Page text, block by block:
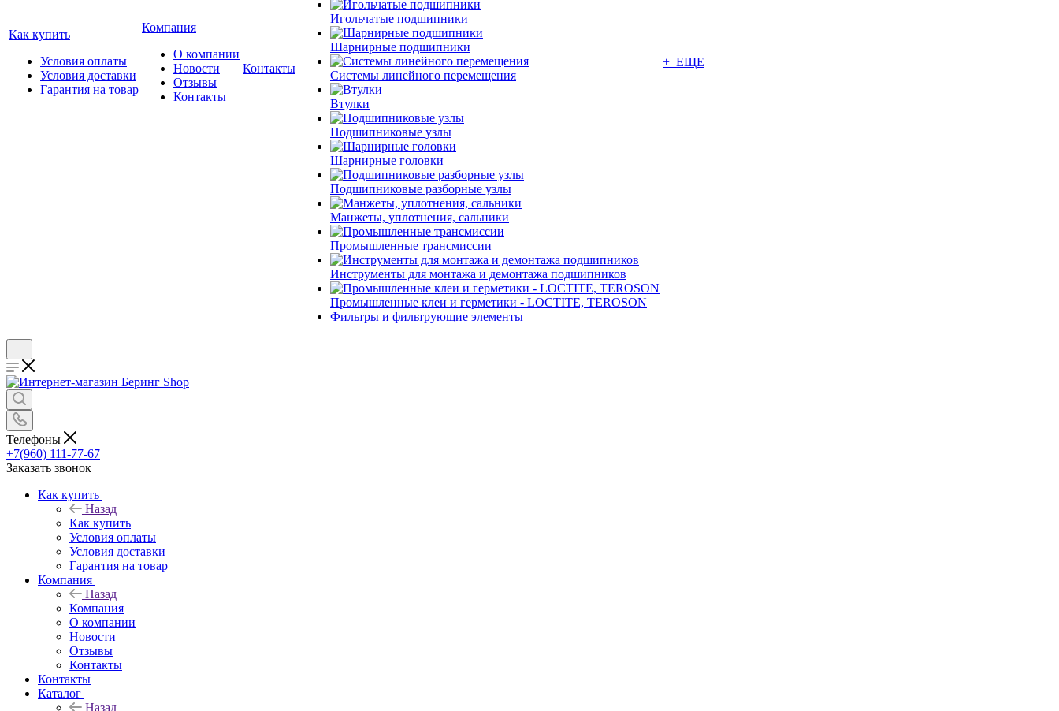
Как купить
Условия оплаты
Условия доставки
Гарантия на товар
Компания
О компании
Новости
Отзывы
Контакты
Контакты
Игольчатые подшипники
Шарнирные подшипники
Системы линейного перемещения
Втулки
Подшипниковые узлы
Шарнирные головки
Подшипниковые разборные узлы
Манжеты, уплотнения, сальники
Промышленные трансмиссии
Инструменты для монтажа и демонтажа подшипников
Промышленные клеи и герметики - LOCTITE, TEROSON
Фильтры и фильтрующие элементы
+ ЕЩЕ
Телефоны
+7(960) 111-77-67
Заказать звонок
Как купить
Назад
Как купить
Условия оплаты
Условия доставки
Гарантия на товар
Компания
Назад
Компания
О компании
Новости
Отзывы
Контакты
Контакты
Каталог
Назад